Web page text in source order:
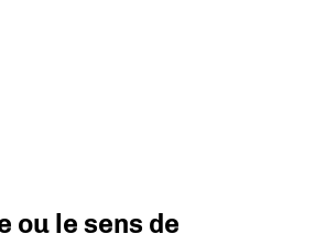
ou le sens de